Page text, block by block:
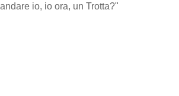
io, io ora, un Trotta?"